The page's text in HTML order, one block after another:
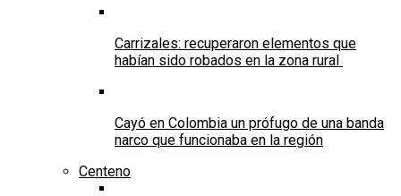
Carrizales: recuperaron elementos que
habían sido robados en la zona rural
Cayó en Colombia un prófugo de una banda
narco que funcionaba en la región
Centeno